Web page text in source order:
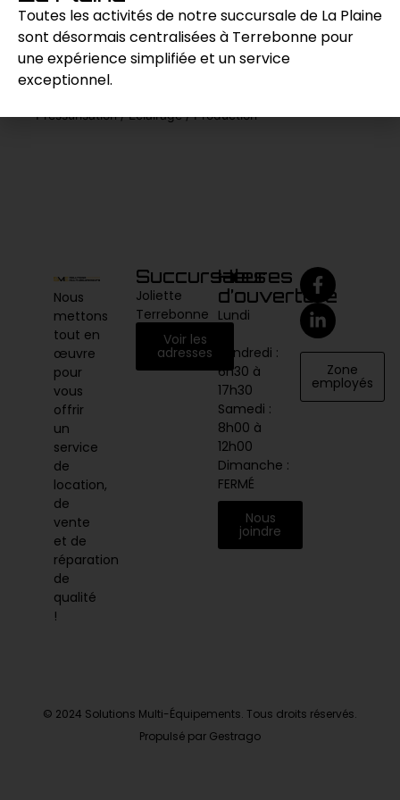
Demande de prix
Pressurisation / Éclairage / Production
Nous
mettons
tout en
œuvre
pour
vous
offrir
un
service
de
location,
de
vente
et de
réparation
de
qualité
!
Succursales
Joliette
Terrebonne
Voir les
adresses
Heures
d’ouverture
Lundi
vendredi :
6h30 à
17h30
Samedi :
8h00 à
12h00
Dimanche :
FERMÉ
Nous
joindre
Zone
employés
© 2024 Solutions Multi-Équipements. Tous droits réservés.
Propulsé par Gestrago
Toutes les activités de notre succursale de La Plaine
sont désormais centralisées à Terrebonne pour
une expérience simplifiée et un service
exceptionnel.